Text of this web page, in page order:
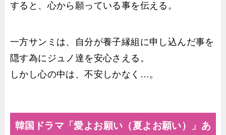
すると、心から願っている事を伝える。
一方サンミは、自分が養子縁組に申し込んだ事を
隠す為にジュノ達を安心さえる。
しかし心の中は、不安しかなく…。
韓国ドラマ「愛よお願い（夏よお願い）」あ